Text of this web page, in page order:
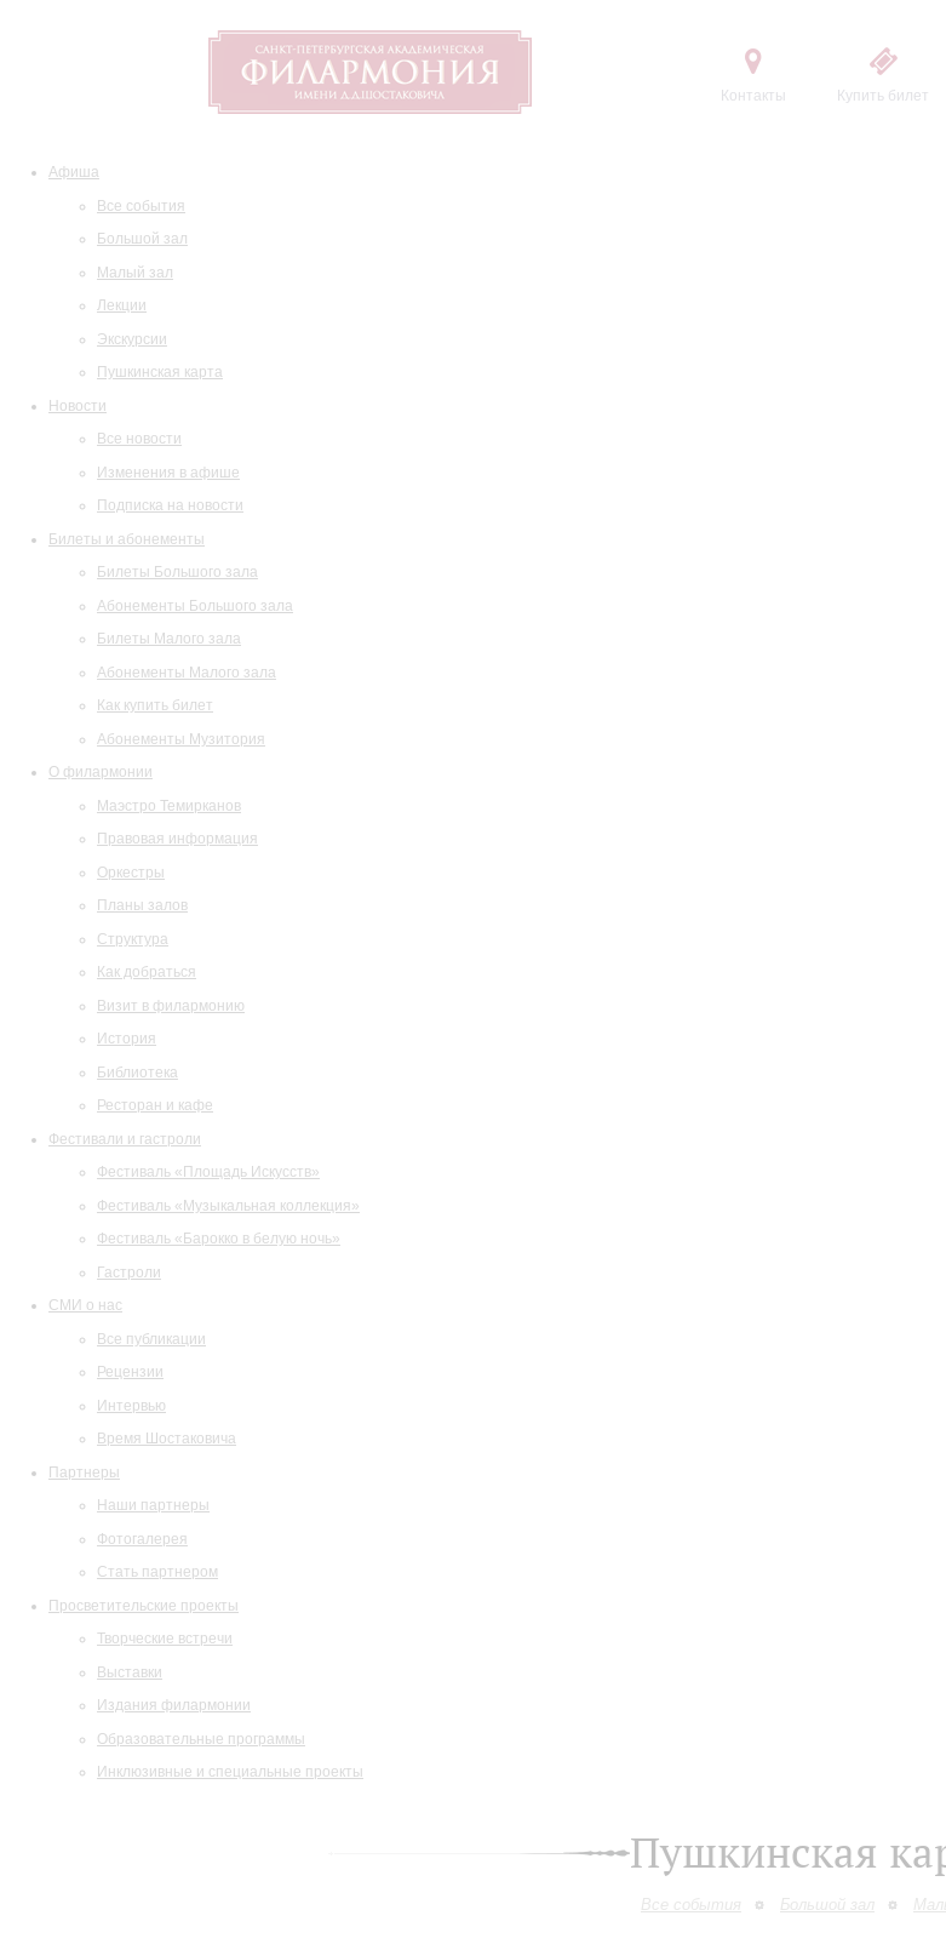
Контакты Купить билет
Афиша
Все события
Большой зал
Малый зал
Лекции
Экскурсии
Пушкинская карта
Новости
Все новости
Изменения в афише
Подписка на новости
Билеты и абонементы
Билеты Большого зала
Абонементы Большого зала
Билеты Малого зала
Абонементы Малого зала
Как купить билет
Абонементы Музитория
О филармонии
Маэстро Темирканов
Правовая информация
Оркестры
Планы залов
Структура
Как добраться
Визит в филармонию
История
Библиотека
Ресторан и кафе
Фестивали и гастроли
Фестиваль «Площадь Искусств»
Фестиваль «Музыкальная коллекция»
Фестиваль «Барокко в белую ночь»
Гастроли
СМИ о нас
Все публикации
Рецензии
Интервью
Время Шостаковича
Партнеры
Наши партнеры
Фотогалерея
Стать партнером
Просветительские проекты
Творческие встречи
Выставки
Издания филармонии
Образовательные программы
Инклюзивные и специальные проекты
Пушкинская
Все события Большой зал